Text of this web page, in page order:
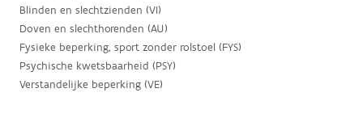
Blinden en slechtzienden (VI)
Doven en slechthorenden (AU)
Fysieke beperking, sport zonder rolstoel (FYS)
Psychische kwetsbaarheid (PSY)
Verstandelijke beperking (VE)